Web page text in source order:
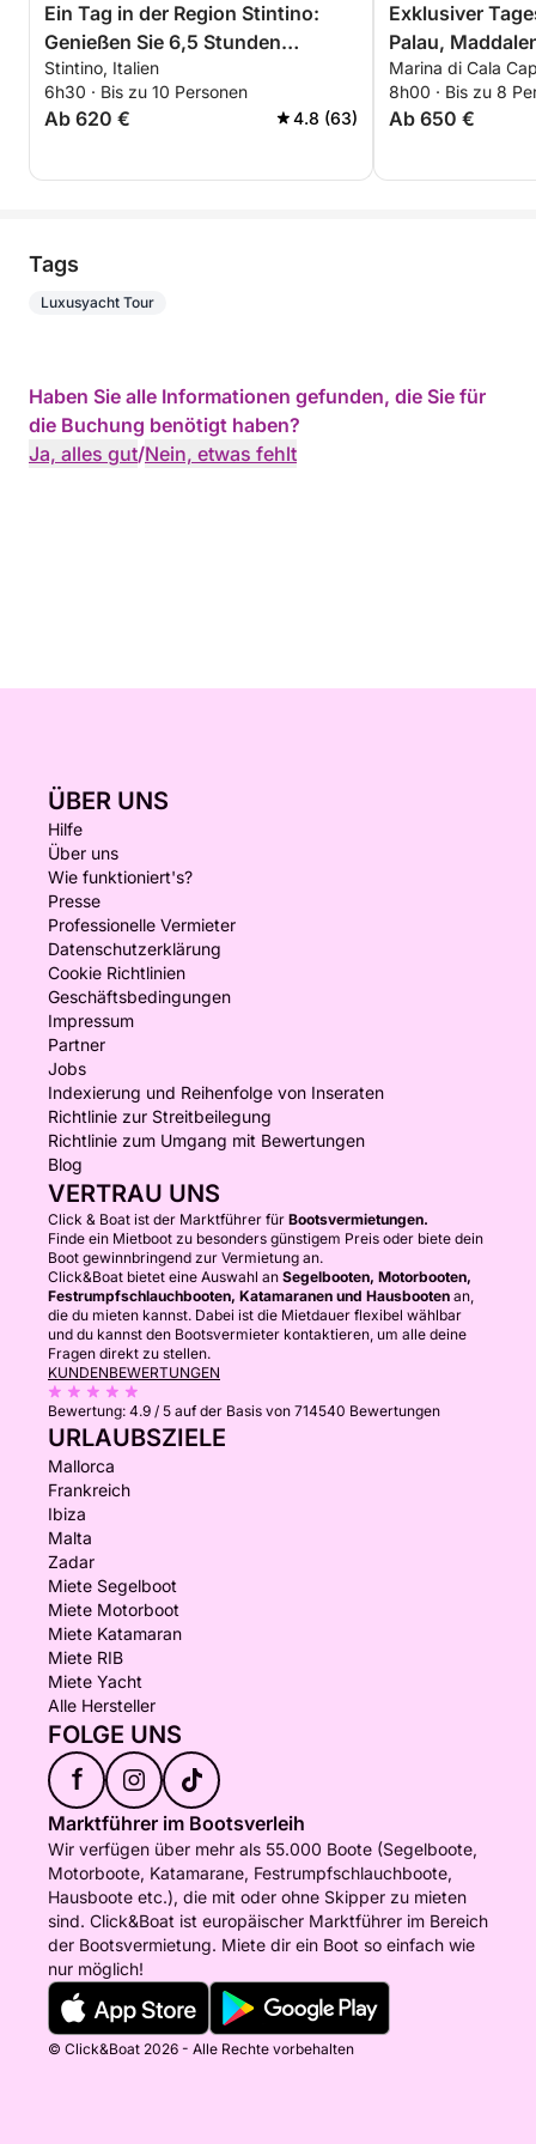
Ein Tag in der Region Stintino:
Genießen Sie 6,5 Stunden
Erkundungstour an Bord eines 14
Meter langen Motorboots.
Stintino, Italien
6h30 · Bis zu 10 Personen
Ab 620 € 4.8 (63)
Exklusiver
Palau,
Marina di Cala
8h00 · Bis zu 8
Ab 650 €
Tags
Luxusyacht Tour
Haben Sie alle Informationen gefunden, die Sie für
die Buchung benötigt haben?
Ja, alles gut/Nein, etwas fehlt
ÜBER UNS
Hilfe
Über uns
Wie funktioniert's?
Presse
Professionelle Vermieter
Datenschutzerklärung
Cookie Richtlinien
Geschäftsbedingungen
Impressum
Partner
Jobs
Indexierung und Reihenfolge von Inseraten
Richtlinie zur Streitbeilegung
Richtlinie zum Umgang mit Bewertungen
Blog
VERTRAU UNS
Click & Boat ist der Marktführer für Bootsvermietungen.
Finde ein Mietboot zu besonders günstigem Preis oder biete dein
Boot gewinnbringend zur Vermietung an.
Click&Boat bietet eine Auswahl an Segelbooten, Motorbooten,
Festrumpfschlauchbooten, Katamaranen und Hausbooten an,
die du mieten kannst. Dabei ist die Mietdauer flexibel wählbar
und du kannst den Bootsvermieter kontaktieren, um alle deine
Fragen direkt zu stellen.
KUNDENBEWERTUNGEN
Bewertung: 4.9 / 5 auf der Basis von 714540 Bewertungen
URLAUBSZIELE
Mallorca
Frankreich
Ibiza
Malta
Zadar
Miete Segelboot
Miete Motorboot
Miete Katamaran
Miete RIB
Miete Yacht
Alle Hersteller
FOLGE UNS
f
Marktführer im Bootsverleih
Wir verfügen über mehr als 55.000 Boote (Segelboote,
Motorboote, Katamarane, Festrumpfschlauchboote,
Hausboote etc.), die mit oder ohne Skipper zu mieten
sind. Click&Boat ist europäischer Marktführer im Bereich
der Bootsvermietung. Miete dir ein Boot so einfach wie
nur möglich!
© Click&Boat 2026 - Alle Rechte vorbehalten